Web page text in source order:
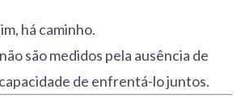
há caminho.
são medidos pela ausência de
de enfrentá-lo juntos.